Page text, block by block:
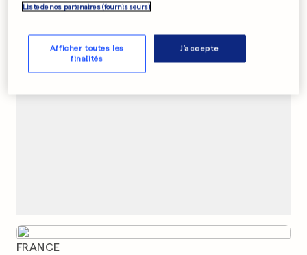
PUBLICITÉ
FRANCE
Liste de nos partenaires (fournisseurs)
Afficher toutes les
finalités
J'accepte